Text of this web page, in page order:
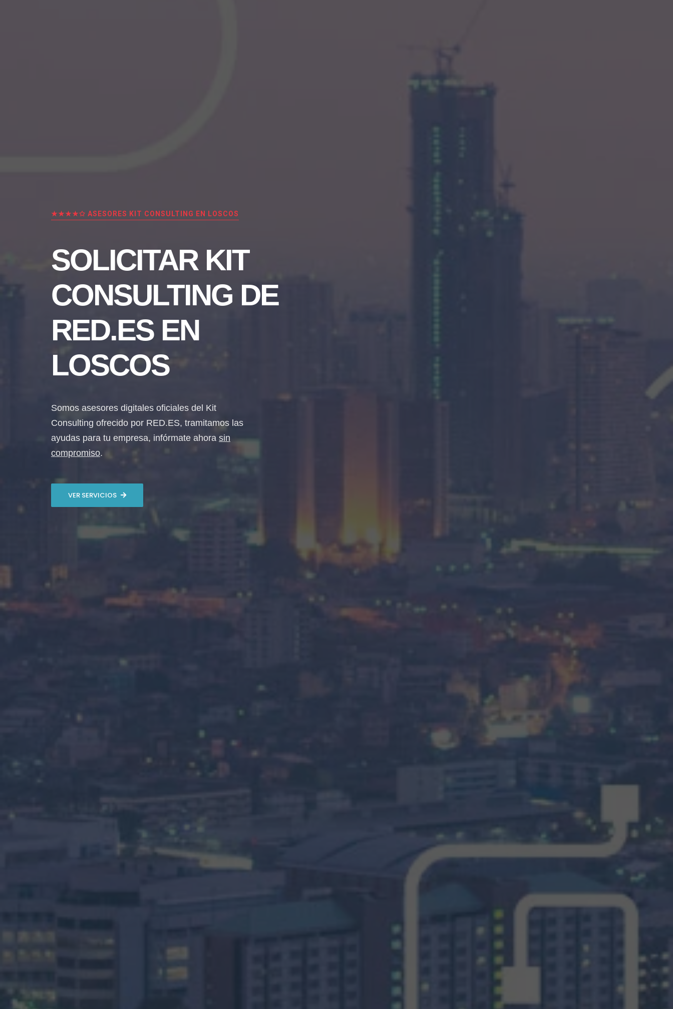
★★★★✩ ASESORES KIT CONSULTING EN LOSCOS
SOLICITAR KIT
CONSULTING DE
RED.ES EN
LOSCOS
Somos asesores digitales oficiales del Kit
Consulting ofrecido por RED.ES, tramitamos las
ayudas para tu empresa, infórmate ahora sin
compromiso.
VER SERVICIOS